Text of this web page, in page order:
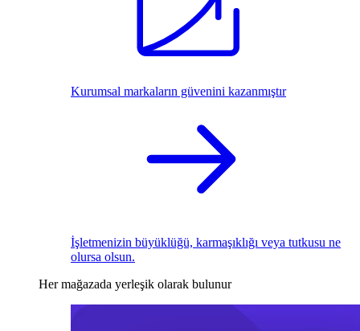
Kurumsal markaların güvenini kazanmıştır
İşletmenizin büyüklüğü, karmaşıklığı veya tutkusu ne
olursa olsun.
Her mağazada yerleşik olarak bulunur